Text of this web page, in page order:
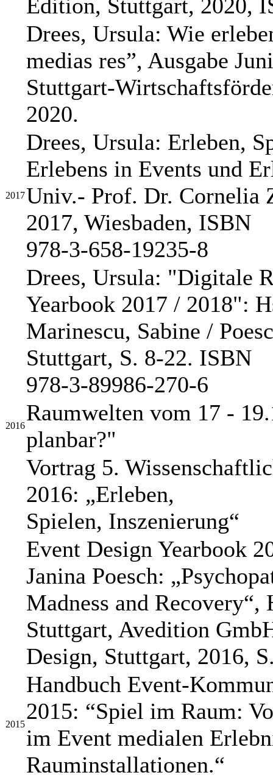
Edition, Stuttgart, 2020,
Drees, Ursula: Wie
medias res”, Ausgabe
Stuttgart-
2020.
2017
Drees, Ursula: Erleben,
Erlebens in Events und
Univ.- Prof. Dr. Cornelia
2017, Wiesbaden, ISBN
978-3-658-19235-8
Drees, Ursula: "Digitale
Yearbook 2017 / 2018":
Marinescu, Sabine /
Stuttgart, S. 8-22. ISBN
978-3-89986-270-6
2016
Raumwelten vom 17 -
planbar?"
Vortrag 5.
2016: „Erleben,
Spielen, Inszenierung“
Event Design Yearbook
Janina Poesch:
Madness and
Stuttgart, Avedition
Design, Stuttgart, 2016,
2015
Handbuch
2015: “Spiel im Raum:
im Event medialen
Rauminstallationen.“